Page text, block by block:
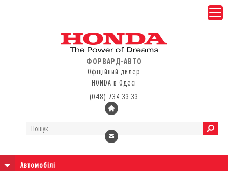
ФОРВАРД-АВТО
Офіційний дилер
HONDA в Одесі
(048) 734 33 33
Автомобілі